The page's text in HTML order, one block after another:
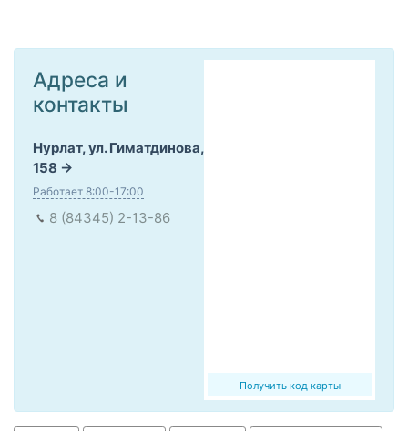
Получить код карты
Адреса и
контакты
Нурлат, ул. Гиматдинова,
158
Работает 8:00-17:00
8 (84345) 2-13-86